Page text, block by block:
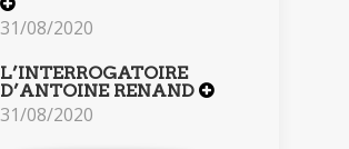
31/08/2020
L’INTERROGATOIRE
D’ANTOINE RENAND
31/08/2020